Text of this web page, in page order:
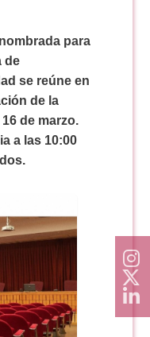
para
de
se reúne en
de la
de marzo.
a las 10:00